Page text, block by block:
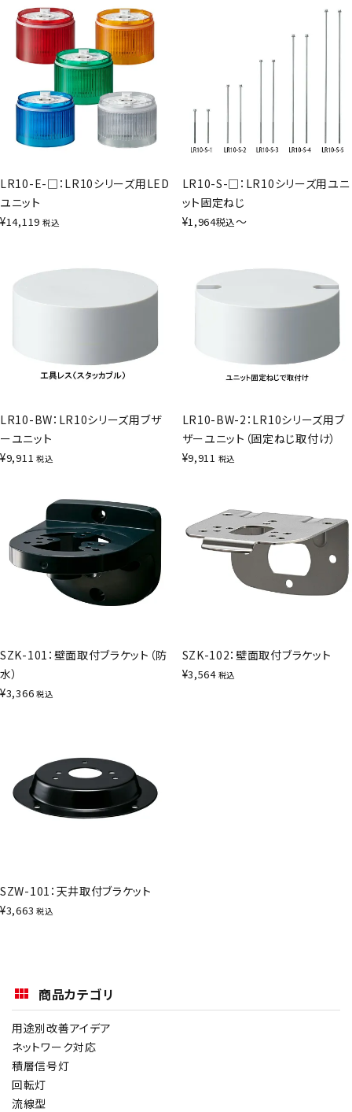
LR10-E-□：LR10シリーズ用LED
ユニット
¥14,119 税込
LR10-S-□：LR10シリーズ用ユニ
ット固定ねじ
¥1,964税込〜
LR10-BW：LR10シリーズ用ブザ
ーユニット
¥9,911 税込
LR10-BW-2：LR10シリーズ用ブ
ザーユニット（固定ねじ取付け）
¥9,911 税込
SZK-101：壁面取付ブラケット（防
水）
¥3,366 税込
SZK-102：壁面取付ブラケット
¥3,564 税込
SZW-101：天井取付ブラケット
¥3,663 税込
商品カテゴリ
用途別改善アイデア
ネットワーク対応
積層信号灯
回転灯
流線型